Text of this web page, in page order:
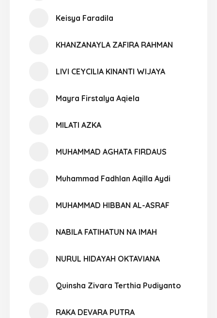
Keisya Faradila
KHANZANAYLA ZAFIRA RAHMAN
LIVI CEYCILIA KINANTI WIJAYA
Mayra Firstalya Aqiela
MILATI AZKA
MUHAMMAD AGHATA FIRDAUS
Muhammad Fadhlan Aqilla Aydi
MUHAMMAD HIBBAN AL-ASRAF
NABILA FATIHATUN NA IMAH
NURUL HIDAYAH OKTAVIANA
Quinsha Zivara Terthia Pudiyanto
RAKA DEVARA PUTRA